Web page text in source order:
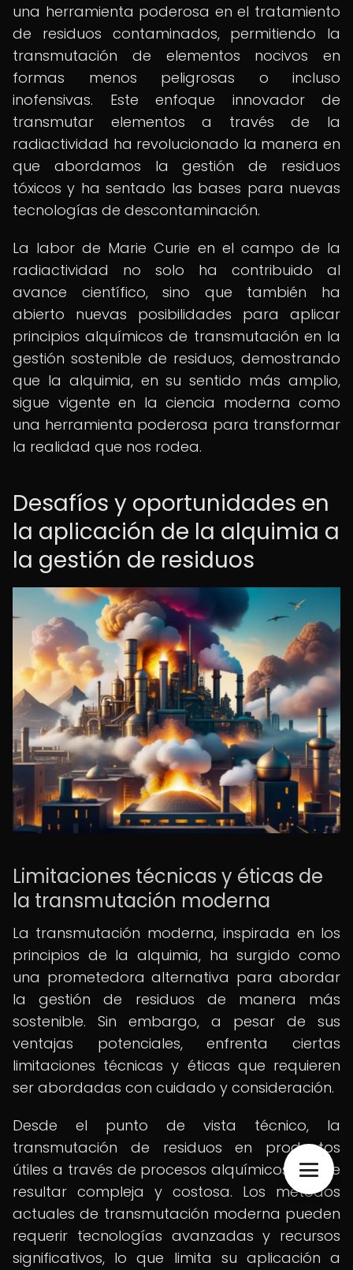
una herramienta poderosa en el tratamiento
de residuos contaminados, permitiendo la
transmutación de elementos nocivos en
formas menos peligrosas o incluso
inofensivas. Este enfoque innovador de
transmutar elementos a través de la
radiactividad ha revolucionado la manera en
que abordamos la gestión de residuos
tóxicos y ha sentado las bases para nuevas
tecnologías de descontaminación.
La labor de Marie Curie en el campo de la
radiactividad no solo ha contribuido al
avance científico, sino que también ha
abierto nuevas posibilidades para aplicar
principios alquímicos de transmutación en la
gestión sostenible de residuos, demostrando
que la alquimia, en su sentido más amplio,
sigue vigente en la ciencia moderna como
una herramienta poderosa para transformar
la realidad que nos rodea.
Desafíos y oportunidades en
la aplicación de la alquimia a
la gestión de residuos
Limitaciones técnicas y éticas de
la transmutación moderna
La transmutación moderna, inspirada en los
principios de la alquimia, ha surgido como
una prometedora alternativa para abordar
la gestión de residuos de manera más
sostenible. Sin embargo, a pesar de sus
ventajas potenciales, enfrenta ciertas
limitaciones técnicas y éticas que requieren
ser abordadas con cuidado y consideración.
Desde el punto de vista técnico, la
transmutación de residuos en productos
útiles a través de procesos alquímicos puede
resultar compleja y costosa. Los métodos
actuales de transmutación moderna pueden
requerir tecnologías avanzadas y recursos
significativos, lo que limita su aplicación a